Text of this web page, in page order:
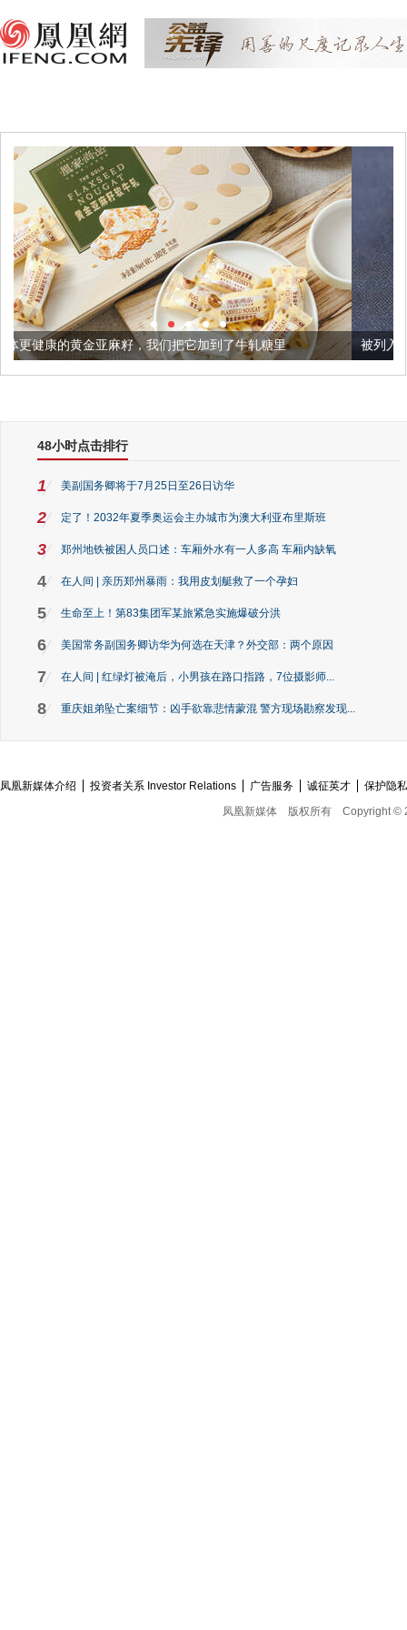
，我们把它加到了牛轧糖里 被列入佛家七宝的它到底有多
48小时点击排行
1 美副国务卿将于7月25日至26日访华
2 定了！2032年夏季奥运会主办城市为澳大利亚布里斯班
3 郑州地铁被困人员口述：车厢外水有一人多高 车厢内缺氧
4 在人间 | 亲历郑州暴雨：我用皮划艇救了一个孕妇
5 生命至上！第83集团军某旅紧急实施爆破分洪
6 美国常务副国务卿访华为何选在天津？外交部：两个原因
7 在人间 | 红绿灯被淹后，小男孩在路口指路，7位摄影师...
8 重庆姐弟坠亡案细节：凶手欲靠悲情蒙混 警方现场勘察发现...
凤凰新媒体介绍 投资者关系 Investor Relations 广告服务 诚征英才
保护隐
凤凰新媒体
版权所有 Copyright ©